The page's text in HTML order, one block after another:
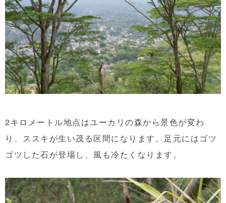
2キロメートル地点はユーカリの森から景色が変わ
り、ススキが生い茂る区間になります。足元にはゴツ
ゴツした石が登場し、風も冷たくなります。